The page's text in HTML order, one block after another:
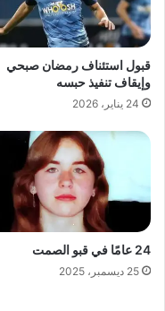
قبول استئناف رمضان صبحي
وإيقاف تنفيذ حبسه
24 يناير، 2026
24 عامًا في قبو الصمت
25 ديسمبر، 2025